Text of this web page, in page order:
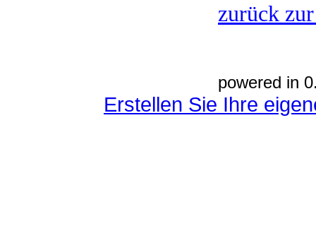
zurück
powered in
Erstellen Sie Ihre